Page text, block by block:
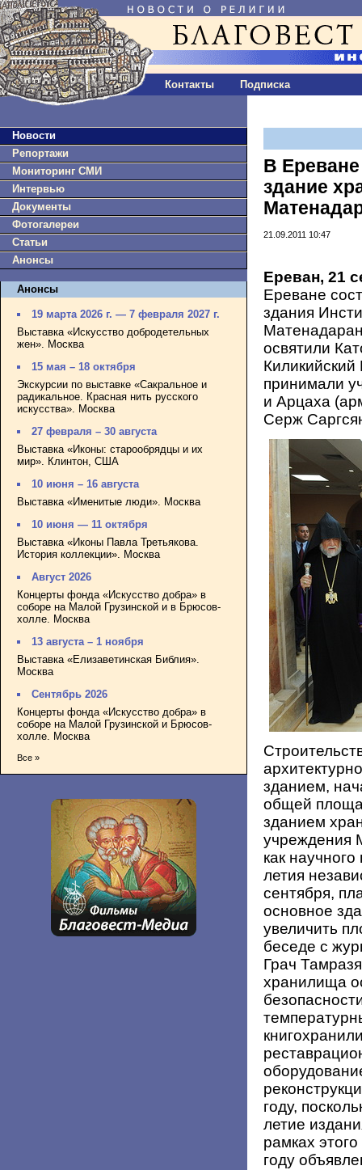
Контакты Подписка
Новости
Репортажи
Мониторинг СМИ
Интервью
Документы
Фотогалереи
Статьи
Анонсы
Анонсы
19 марта 2026 г. — 7 февраля 2027 г.
Выставка «Искусство добродетельных
жен». Москва
15 мая – 18 октября
Экскурсии по выставке «Сакральное и
радикальное. Красная нить русского
искусства». Москва
27 февраля – 30 августа
Выставка «Иконы: старообрядцы и их
мир». Клинтон, США
10 июня – 16 августа
Выставка «Именитые люди». Москва
10 июня — 11 октября
Выставка «Иконы Павла Третьякова.
История коллекции». Москва
Август 2026
Концерты фонда «Искусство добра» в
соборе на Малой Грузинской и в Брюсов-
холле. Москва
13 августа – 1 ноября
Выставка «Елизаветинская Библия».
Москва
Сентябрь 2026
Концерты фонда «Искусство добра» в
соборе на Малой Грузинской и Брюсов-
холле. Москва
Все »
В
здание
21.09.2011 10:47
Ереван, 21
Ереване
здания
освятили
принимали
и Арцаха
Серж
зданием,
общей
зданием
учреждения
как
летия
сентября,
основное
увеличить
беседе с
Грач
хранилища
году,
летие
рамках
году